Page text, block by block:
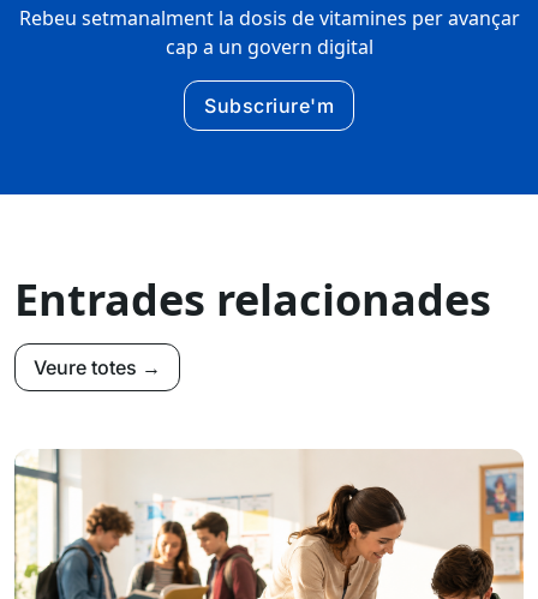
Rebeu setmanalment la dosis de vitamines per avançar
cap a un govern digital
Subscriure'm
Entrades relacionades
Veure totes →